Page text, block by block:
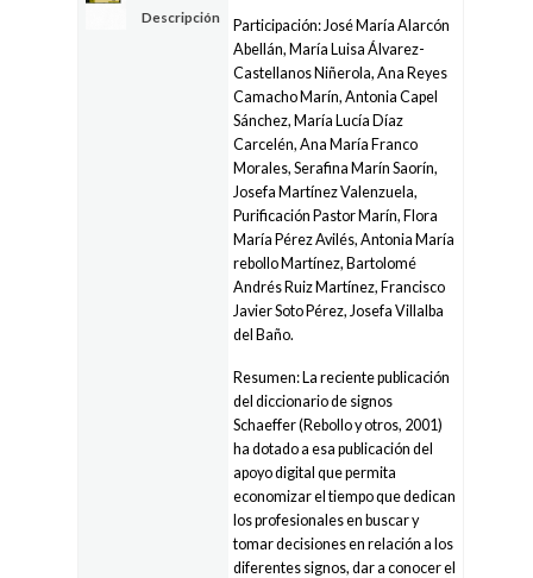
Descripción
Participación: José María Alarcón
Abellán, María Luisa Álvarez-
Castellanos Niñerola, Ana Reyes
Camacho Marín, Antonia Capel
Sánchez, María Lucía Díaz
Carcelén, Ana María Franco
Morales, Serafina Marín Saorín,
Josefa Martínez Valenzuela,
Purificación Pastor Marín, Flora
María Pérez Avilés, Antonia María
rebollo Martínez, Bartolomé
Andrés Ruiz Martínez, Francisco
Javier Soto Pérez, Josefa Villalba
del Baño.
Resumen: La reciente publicación
del diccionario de signos
Schaeffer (Rebollo y otros, 2001)
ha dotado a esa publicación del
apoyo digital que permita
economizar el tiempo que dedican
los profesionales en buscar y
tomar decisiones en relación a los
diferentes signos, dar a conocer el